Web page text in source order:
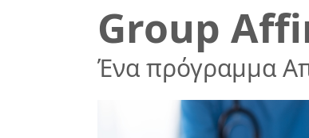
Group
Ένα πρόγραμμα